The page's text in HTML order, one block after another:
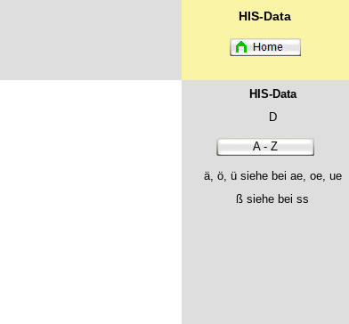
HIS-Data
HIS-Data
D
A - Z
ä, ö, ü siehe bei ae, oe, ue
ß siehe bei ss